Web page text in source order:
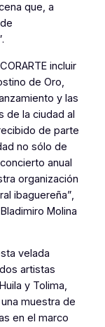
que, a
incluir
de Oro,
y las
de la ciudad al
de parte
no sólo de
anual
organización
ibaguereña”,
Molina
velada
artistas
y Tolima,
muestra de
en el marco